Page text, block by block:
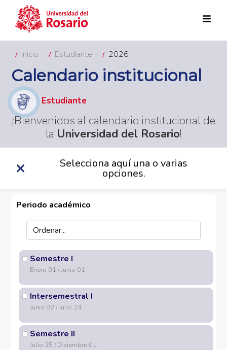
Inicio Estudiante 2026
Calendario institucional
Estudiante
¡Bienvenidos al calendario institucional de
la Universidad del Rosario!
Selecciona aquí una o varias
opciones.
Periodo académico
Semestre I
Enero 01 / Junio 01
Intersemestral I
Junio 02 / Julio 24
Semestre II
Julio 25 / Diciembre 01